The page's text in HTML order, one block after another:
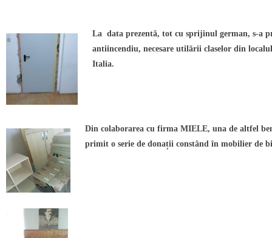
La data prezentă, tot cu sprijinul german, s-a
antiincendiu, necesare utilării claselor din
Italia.
Din colaborarea cu firma MIELE, una de altfel
primit o serie de donații constând în mobilier de